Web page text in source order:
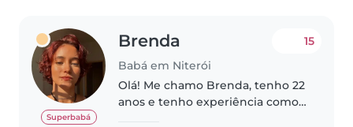
Superbabá
Brenda
Babá em Niterói
15
Olá! Me chamo Brenda, tenho 22
anos e tenho experiência como